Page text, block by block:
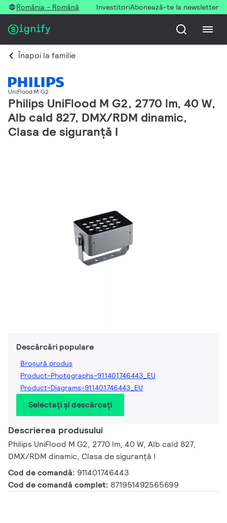
România - Română InvestitoriAbonează-te la newsletter
Înapoi la familie
UniFlood M G2
Philips UniFlood M G2, 2770 lm, 40 W,
Alb cald 827, DMX/RDM dinamic,
Clasa de siguranță I
Descărcări populare
Broșură produs
Product-Photographs-911401746443_EU
Product-Diagrams-911401746443_EU
Selectați și descărcați
Descrierea produsului
Philips UniFlood M G2, 2770 lm, 40 W, Alb cald 827,
DMX/RDM dinamic, Clasa de siguranță I
Cod de comandă: 911401746443
Cod de comandă complet: 871951492565699